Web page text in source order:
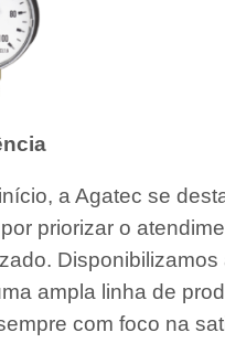
a Agatec se
priorizar o
ampla linha de
com foco na